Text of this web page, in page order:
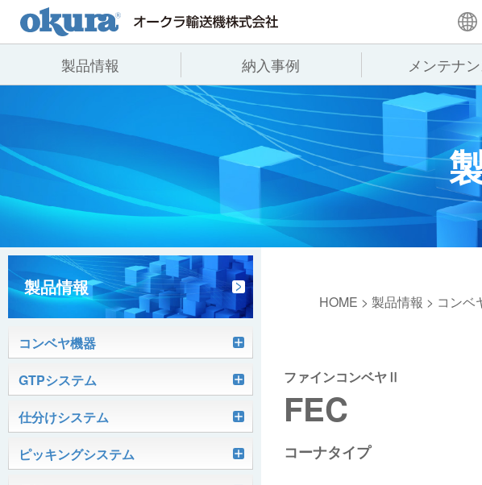
製品情報
製品情報
コンベヤ機器
コンベヤ機器を探す
用途から探す
ヒント集
GTPシ
ピッキ
パレタ
納入事例
納入事例
全業種 製造
飲料 通販
メンテナ
会社情報
代表あいさつ 企業理
事業所一覧 オーク
沿革 オーク
製品情報
コンベヤ機器
軽搬送コンベヤ
ベルコンミニ
ファインコンベヤ
ケース搬送コンベヤ
ユニコンV
グラビティコンベヤ
GTPシステム
Skypod®（スカイポッド）
AGVシステム
仕分けシステム
ユニソーター
ピッキングシステム
HOME > 製品情報 > コンベ
ファインコンベヤⅡ
FEC
コーナタイプ